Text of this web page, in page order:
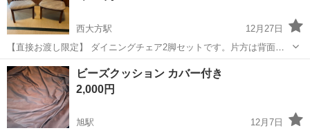
西大方駅
12月27日
【直接お渡し限定】 ダイニングチェア2脚セットです。片方は背面一
箇所ネジがちょっと出てます。 場所は四万十市周辺になります。
高知 四万十市 西大方駅 ダイニング
ビーズクッション カバー付き
2,000円
旭駅
12月7日